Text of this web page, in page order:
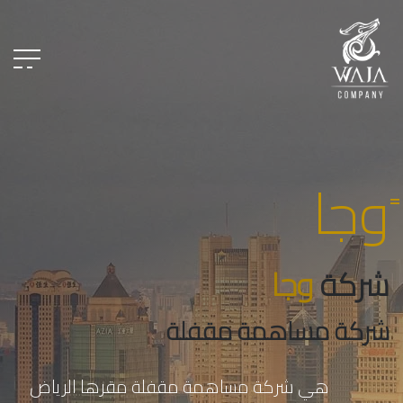
ًوجا
شركةوجا
شركة مساهمة مقفلة
هي شركة مساهمة مقفلة مقرها الرياض